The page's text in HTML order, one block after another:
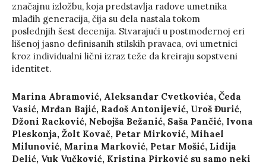
značajnu izložbu, koja predstavlja radove umetnika
mlađih generacija, čija su dela nastala tokom
poslednjih šest decenija. Stvarajući u postmodernoj eri
lišenoj jasno definisanih stilskih pravaca, ovi umetnici
kroz individualni lični izraz teže da kreiraju sopstveni
identitet.
Marina Abramović, Aleksandar Cvetkovića, Čeda
Vasić, Mrđan Bajić, Radoš Antonijević, Uroš Đurić,
Džoni Racković, Nebojša Bežanić, Saša Pančić, Ivona
Pleskonja, Žolt Kovač, Petar Mirković, Mihael
Milunović, Marina Marković, Petar Mošić, Lidija
Delić, Vuk Vučković, Kristina Pirković su samo neki